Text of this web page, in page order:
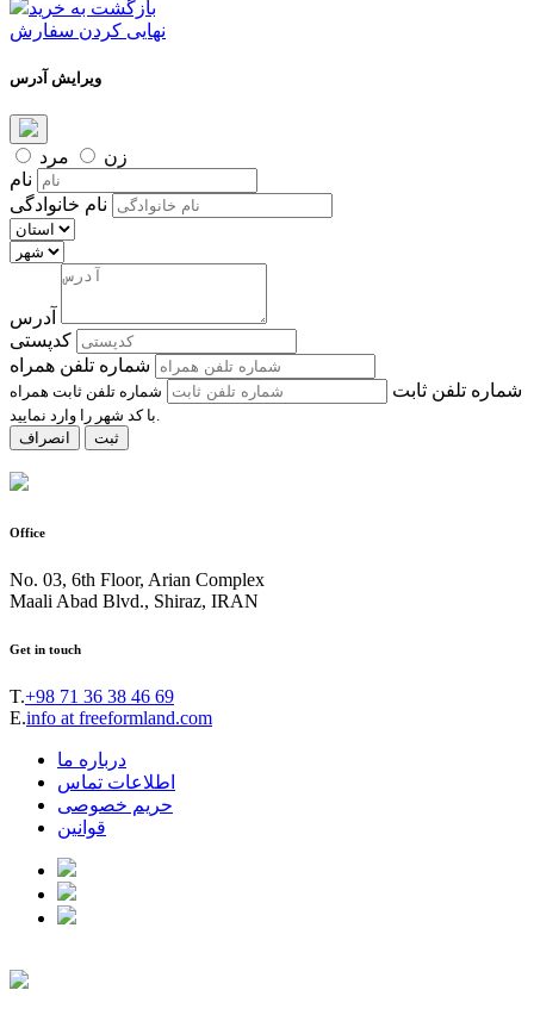
بازگشت به خرید
نهایی کردن سفارش
ویرایش آدرس
زن
مرد
نام
نام خانوادگی
آدرس
کدپستی
شماره تلفن همراه
شماره تلفن ثابت
شماره تلفن ثابت همراه
انصراف
ثبت
Office
No. 03, 6th Floor, Arian Complex
Maali Abad Blvd., Shiraz, IRAN
Get in touch
T.+98 71 36 38 46 69
E.info at freeformland.com
درباره ما
اطلاعات تماس
حریم خصوصی
قوانین